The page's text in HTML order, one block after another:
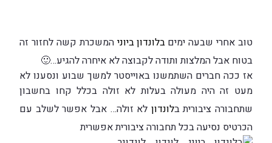
טוב אחרי שבעה ימיםבלונדון ביוני המשכרת קשה לחזור זה
בטוח אבל המלצות ותודה לקבוצה לא איחרה להגיע…🙂
אז ככה חברים השתמשנו באוייסטר למשך שבוע ונסענו לא
מעט זה היה מעולה בעלות לא זולה בכלל קחו בחשבון
שתחבורה ציבורית בלונדון לא זולה… אבל אפשר לשלב עם
הכרטיס נסיעה בכל תחבורה ציבורית אפשרית